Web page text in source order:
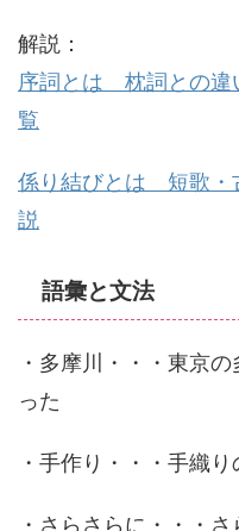
解説：
序詞とは 枕詞との
覧
係り結びとは 短歌・
説
語彙と文法
・多摩川・・・東京
った
・手作り・・・手織り
・さらさらに・・・